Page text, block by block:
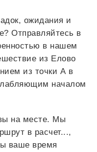
ожидания и
Отправляйтесь в
в нашем
из Елово
из точки А в
началом
на месте. Мы
в расчет...,
ваше время